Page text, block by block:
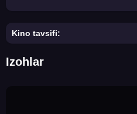
Kino tavsifi:
Izohlar